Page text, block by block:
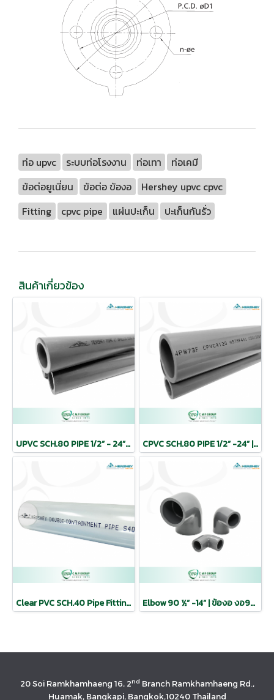
ท่อ upvc ระบบท่อโรงงาน ท่อเทา
ท่อเคมี
ข้อต่อยูเนี่ยน
ข้อต่อ ข้องอ
Hershey upvc cpvc
Fitting
cpvc pipe แผ่นปะเก็น ปะเก็นกันรั่ว
สินค้าเกี่ยวข้อง
UPVC SCH.80 PIPE 1/2” - 24” | ท่อ วาล์ว ฟิตติ้ง ระบบท่อโรงงาน ท่อเคมี ท่อเทา ท่อทนแรงดันสูง CPVC SCH.80 PIPE 1/2” -24” | ท่อ วาล์ว ฟิตติ้ง ระบบท่อโรงงาน ท่อเคมี ท่อเทา ท่อทนแรงดันสูง
Clear PVC SCH.40 Pipe Fitting 1/2” - 12” | ท่อใส ท่อเคมี ฟิตติ้ง ครบชุด Elbow 90 ½” -14” | ข้องอ งอ90 ข้องอฉาก ฟิตติ้ง
20 Soi Ramkhamhaeng 16, 2nd Branch Ramkhamhaeng Rd.,
Huamak, Bangkapi, Bangkok,10240 Thailand